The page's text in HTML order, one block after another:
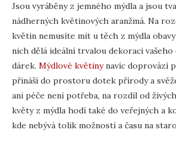
Jsou vyráběny z jemného mýdla a jsou
nádherných květinových aranžmá. Na
květin nemusíte mít u těch z mýdla
nich dělá ideální trvalou dekoraci vašeho
dárek. Mýdlové květinynavíc doprovází
přináší do prostoru dotek přírody a
ani péče není potřeba, na rozdíl od
květy z mýdla hodí také do veřejných a
kde nebývá tolik možností a času na